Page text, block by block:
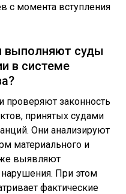
с момента вступления
выполняют суды
в системе
проверяют законность
принятых судами
Они анализируют
материального и
выявляют
При этом
фактические